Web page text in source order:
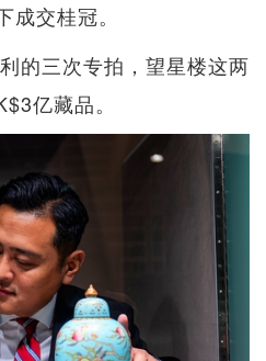
成交桂冠。
的三次专拍，望星楼这两
亿藏品。